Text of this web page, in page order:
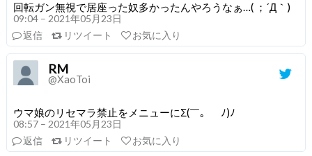
回転ガン無視で居座った奴多かったんやろうなぁ…( ；´Д｀)
09:04 – 2021年05月23日
返信
リツイート お気に入り
RM
@XaoToi
ウマ娘のリセマラ禁止をメニューにΣ(￣。￣ﾉ)ﾉ
08:57 – 2021年05月23日
返信
リツイート お気に入り